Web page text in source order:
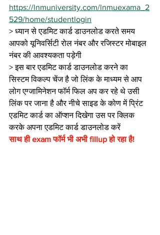
https://lnmuniversity.com/lnmuexama_2
529/home/studentlogin
> ध्यान से एडमिट कार्ड डाउनलोड करते समय
आपको यूनिवर्सिटी रोल नंबर और रजिस्टर मोबाइल
नंबर की आवश्यकता पड़ेगी
> इस बार एडमिट कार्ड डाउनलोड करने का
सिस्टम विकल्प चेंज है जो लिंक के माध्यम से आप
लोग एग्जामिनेशन फॉर्म फिल अप कर रहे थे उसी
लिंक पर जाना है और नीचे साइड के कोण में प्रिंट
एडमिट कार्ड का ऑप्शन दिखेगा उस पर क्लिक
करके अपना एडमिट कार्ड डाउनलोड करें
साथ ही exam फॉर्म भी अभी fillup हो रहा है!